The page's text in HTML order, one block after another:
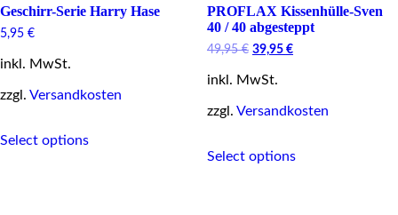
Geschirr-Serie Harry Hase
5,95 €
inkl. MwSt.
zzgl. Versandkosten
Select optionsproduct
PROFLAX Kissenhülle-Sven
40 / 40 abgesteppt
49,95€ Original
was:
39,95 €Current
inkl. MwSt.
zzgl. Versandkosten
Select optionsproduct